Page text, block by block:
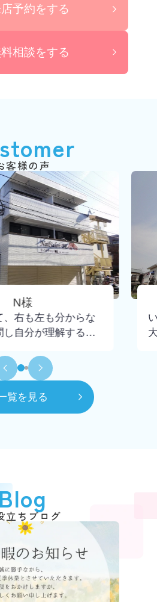
予約をする
相談をする
客様の声
N様
、右も左も分からな
し自分が理解するま
でいけました。担当
野さんには小さな疑
回答頂けたので感謝
ません。
覧を見る
立ちブログ